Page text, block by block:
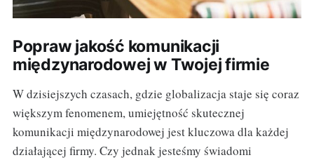
Popraw jakość komunikacji
międzynarodowej w Twojej firmie
W dzisiejszych czasach, gdzie globalizacja staje się coraz
większym fenomenem, umiejętność skutecznej
komunikacji międzynarodowej jest kluczowa dla każdej
działającej firmy. Czy jednak jesteśmy świadomi